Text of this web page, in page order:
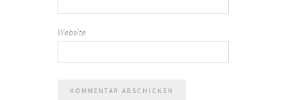
Website